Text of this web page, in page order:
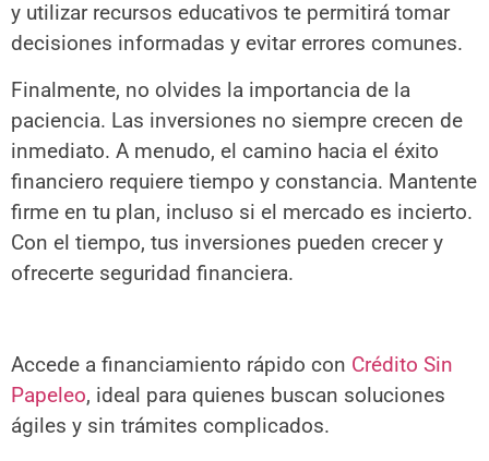
y utilizar recursos educativos te permitirá tomar
decisiones informadas y evitar errores comunes.
Finalmente, no olvides la importancia de la
paciencia. Las inversiones no siempre crecen de
inmediato. A menudo, el camino hacia el éxito
financiero requiere tiempo y constancia. Mantente
firme en tu plan, incluso si el mercado es incierto.
Con el tiempo, tus inversiones pueden crecer y
ofrecerte seguridad financiera.
Accede a financiamiento rápido con Crédito Sin
Papeleo, ideal para quienes buscan soluciones
ágiles y sin trámites complicados.